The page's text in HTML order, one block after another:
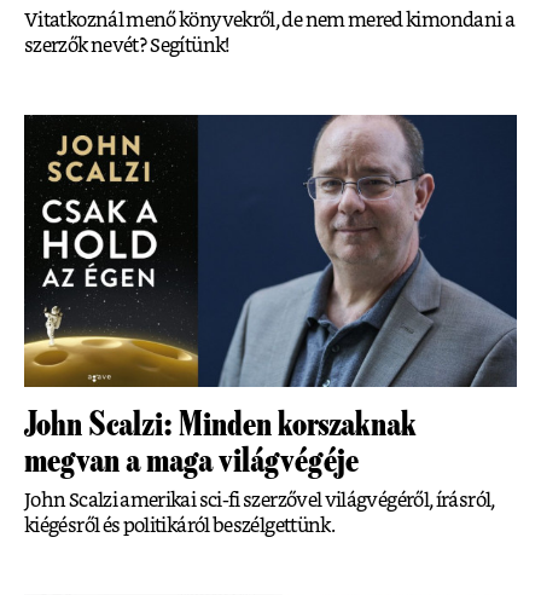
Vitatkoznál menő könyvekről, de nem mered kimondani a
szerzők nevét? Segítünk!
John Scalzi: Minden korszaknak
megvan a maga világvégéje
John Scalzi amerikai sci-fi szerzővel világvégéről, írásról,
kiégésről és politikáról beszélgettünk.